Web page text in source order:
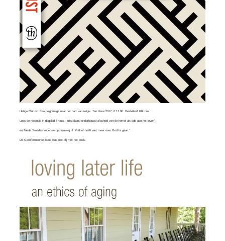
Heilige Onrust. Een pelgrimage naar het hart van religie. Ten Have 2017, € 17.90. Bestellen?Klik hier
Leesde recensie in dagblad Trouw: ‘uitstekend onderbouwd afscheid van de hemel als ode aan het leven’
enTaede Smedes’ recensieop nieuwwij.nl: ‘Geloof hoeft niet meer over God te gaan.’
De Gereformeerde Bond wasniet blij met het boek.